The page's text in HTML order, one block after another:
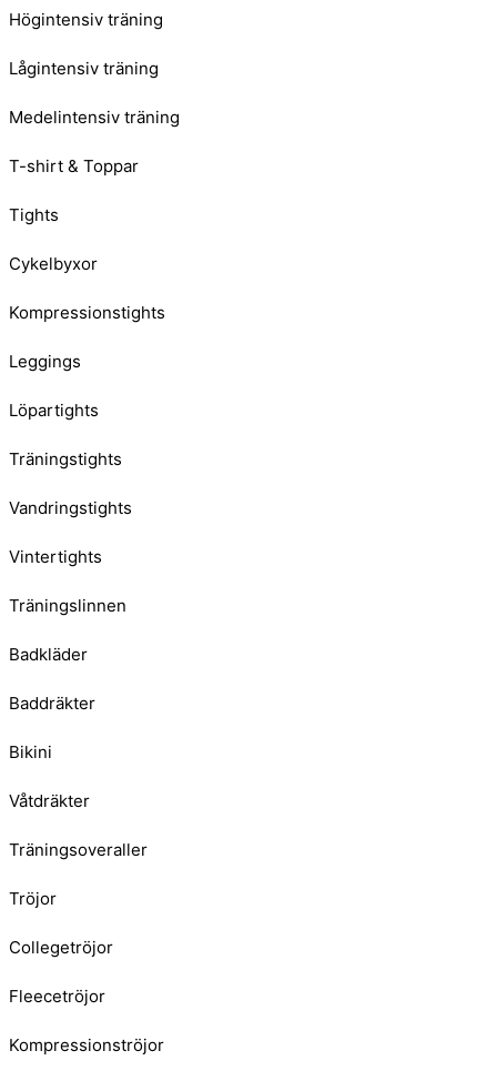
Högintensiv träning
Lågintensiv träning
Medelintensiv träning
T-shirt & Toppar
Tights
Cykelbyxor
Kompressionstights
Leggings
Löpartights
Träningstights
Vandringstights
Vintertights
Träningslinnen
Badkläder
Baddräkter
Bikini
Våtdräkter
Träningsoveraller
Tröjor
Collegetröjor
Fleecetröjor
Kompressionströjor